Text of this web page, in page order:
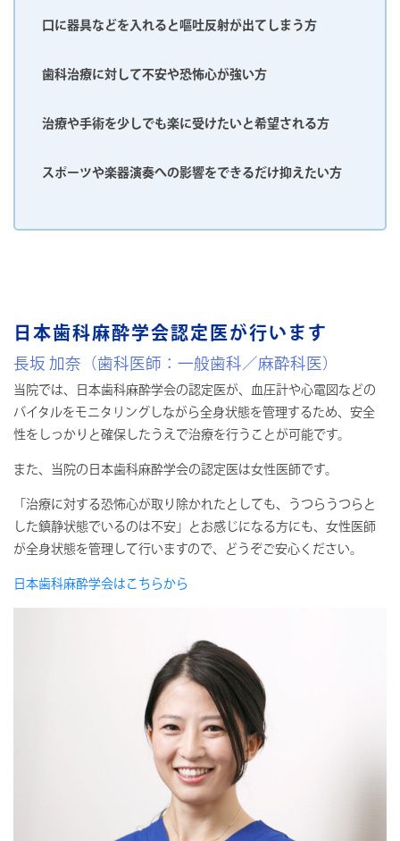
⼝に器具などを⼊れると嘔吐反射が出てしまう⽅
⻭科治療に対して不安や恐怖⼼が強い⽅
治療や⼿術を少しでも楽に受けたいと希望される⽅
スポーツや楽器演奏への影響をできるだけ抑えたい方
⽇本⻭科麻酔学会認定医が行います
長坂 加奈（歯科医師：一般歯科／麻酔科医）
当院では、⽇本⻭科麻酔学会の認定医が、血圧計や⼼電図などの
バイタルをモニタリングしながら全⾝状態を管理するため、安全
性をしっかりと確保したうえで治療を行うことが可能です。
また、当院の⽇本⻭科麻酔学会の認定医は女性医師です。
「治療に対する恐怖⼼が取り除かれたとしても、うつらうつらと
した鎮静状態でいるのは不安」とお感じになる⽅にも、女性医師
が全⾝状態を管理して行いますので、どうぞご安⼼ください。
⽇本⻭科麻酔学会はこちらから